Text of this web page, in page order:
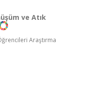
ve Atık
Araştırma